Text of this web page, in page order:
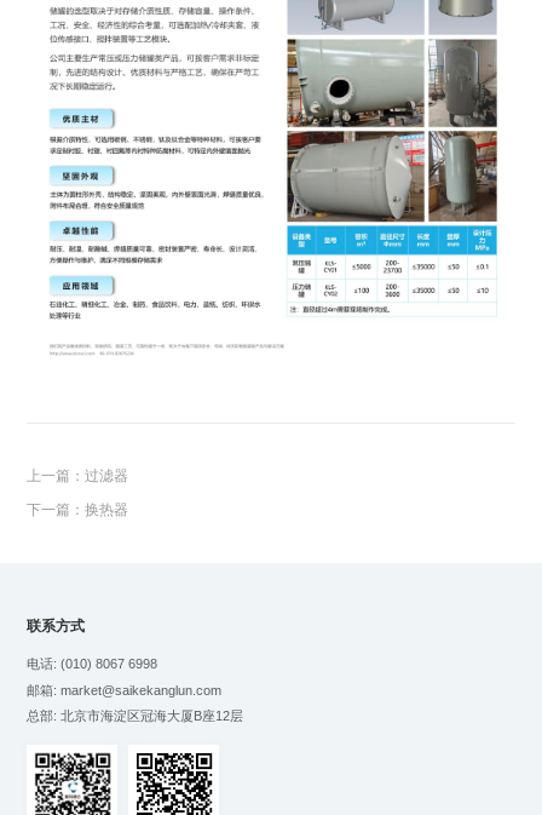
上一篇：过滤器
下一篇：换热器
联系方式
电话: (010) 8067 6998
邮箱: market@saikekanglun.com
总部: 北京市海淀区冠海大厦B座12层